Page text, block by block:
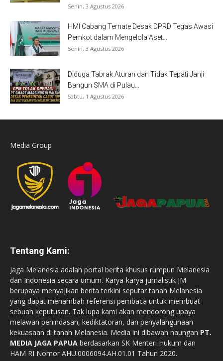
Senin, 3 Agustus 2026
HMI Cabang Ternate Desak DPRD Tegas Awasi
Pemkot dalam Mengelola Aset...
Senin, 3 Agustus 2026
Diduga Tabrak Aturan dan Tidak Tepati Janji
Bangun SMA di Pulau...
Sabtu, 1 Agustus 2026
Media Group
Tentang Kami:
Jaga Melanesia adalah portal berita khusus rumpun Melanesia
dan Indonesia secara umum. Karya-karya jurnalistik JM
berupaya menyajikan berita terkini seputar tanah Melanesia
yang dapat menambah referensi pembaca untuk membuat
sebuah keputusan. Tak lupa kami akan mendorong upaya
melawan penindasan, kediktatoran, dan penyalahgunaan
kekuasaan di tanah Melanesia. Media ini dibawah naungan PT.
MEDIA JAGA PAPUA berdasarkan SK Menteri Hukum dan
HAM RI Nomor AHU.0006094.AH.01.01 Tahun 2020.